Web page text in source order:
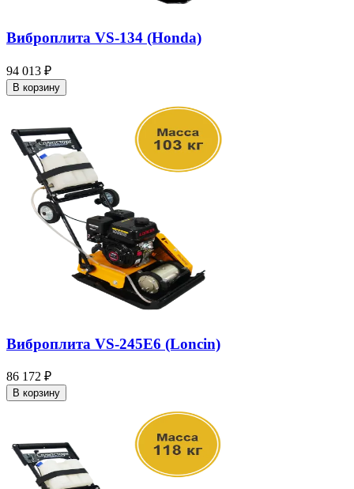
Виброплита VS-134 (Honda)
94 013 ₽
В корзину
Виброплита VS-245E6 (Loncin)
86 172 ₽
В корзину